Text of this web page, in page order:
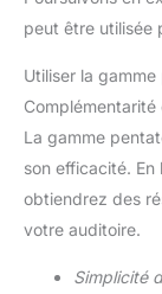
peut être utilisée
Utiliser la
La gamme
son efficacité. En
obtiendrez des
votre auditoire.
Simplicité